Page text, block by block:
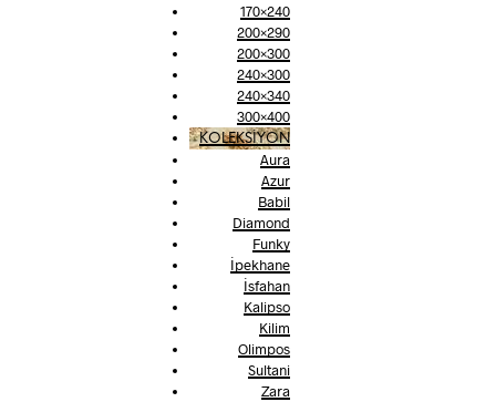
170×240
200×290
200×300
240×300
240×340
300×400
KOLEKSİYON
Aura
Azur
Babil
Diamond
Funky
İpekhane
İsfahan
Kalipso
Kilim
Olimpos
Sultani
Zara